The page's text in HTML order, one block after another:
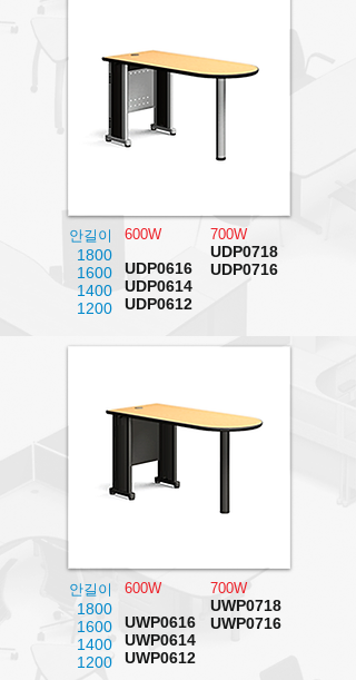
안길이
1800
1600
1400
1200
600W
UDP0616
UDP0614
UDP0612
700W
UDP0718
UDP0716
안길이
1800
1600
1400
1200
600W
UWP0616
UWP0614
UWP0612
700W
UWP0718
UWP0716